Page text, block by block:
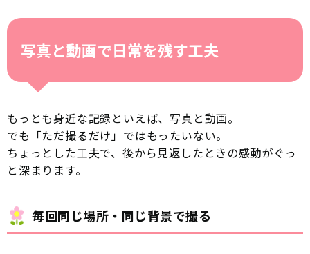
写真と動画で日常を残す工夫
もっとも身近な記録といえば、写真と動画。
でも「ただ撮るだけ」ではもったいない。
ちょっとした工夫で、後から見返したときの感動がぐっ
と深まります。
毎回同じ場所・同じ背景で撮る